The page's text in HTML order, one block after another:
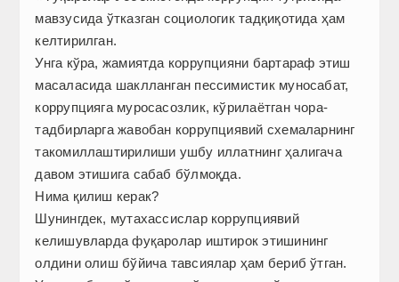
мавзусида ўтказган социологик тадқиқотида ҳам
келтирилган.
Унга кўра, жамиятда коррупцияни бартараф этиш
масаласида шаклланган пессимистик муносабат,
коррупцияга муросасозлик, кўрилаётган чора-
тадбирларга жавобан коррупциявий схемаларнинг
такомиллаштирилиши ушбу иллатнинг ҳалигача
давом этишига сабаб бўлмоқда.
Нима қилиш керак?
Шунингдек, мутахассислар коррупциявий
келишувларда фуқаролар иштирок этишининг
олдини олиш бўйи­ча тавсиялар ҳам бериб ўтган.